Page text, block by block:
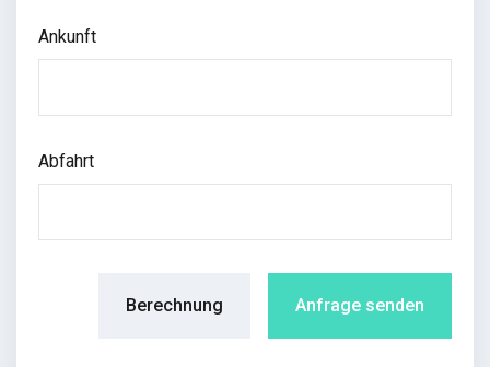
Ankunft
Abfahrt
Berechnung Anfrage senden